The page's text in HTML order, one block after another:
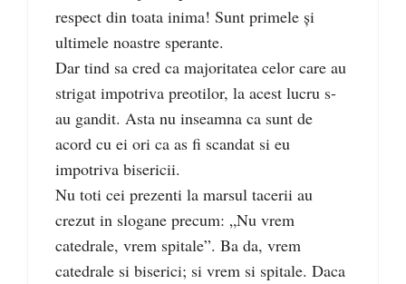
respect din toata inima! Sunt primele și
ultimele noastre sperante.
Dar tind sa cred ca majoritatea celor care au
strigat impotriva preotilor, la acest lucru s-
au gandit. Asta nu inseamna ca sunt de
acord cu ei ori ca as fi scandat si eu
impotriva bisericii.
Nu toti cei prezenti la marsul tacerii au
crezut in slogane precum: „Nu vrem
catedrale, vrem spitale”. Ba da, vrem
catedrale si biserici; si vrem si spitale. Daca